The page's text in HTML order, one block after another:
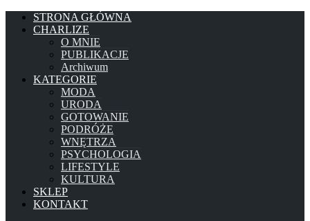
STRONA GŁÓWNA
CHARLIZE
O MNIE
PUBLIKACJE
Archiwum
KATEGORIE
MODA
URODA
GOTOWANIE
PODRÓŻE
WNĘTRZA
PSYCHOLOGIA
LIFESTYLE
KULTURA
SKLEP
KONTAKT